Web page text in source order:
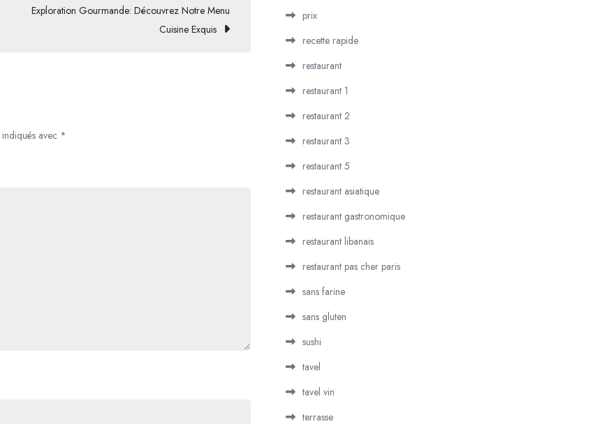
Saveurs
Exploration Gourmande: Découvrez Notre Menu
Cuisine Exquis
avec *
prix
recette rapide
restaurant
restaurant 1
restaurant 2
restaurant 3
restaurant 5
restaurant asiatique
restaurant gastronomique
restaurant libanais
restaurant pas cher paris
sans farine
sans gluten
sushi
tavel
tavel vin
terrasse